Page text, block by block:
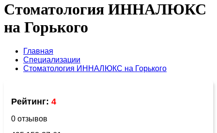
Стоматология ИННАЛЮКС
на Горького
Главная
Специализации
Стоматология ИННАЛЮКС на Горького
Рейтинг: 4
0 отзывов